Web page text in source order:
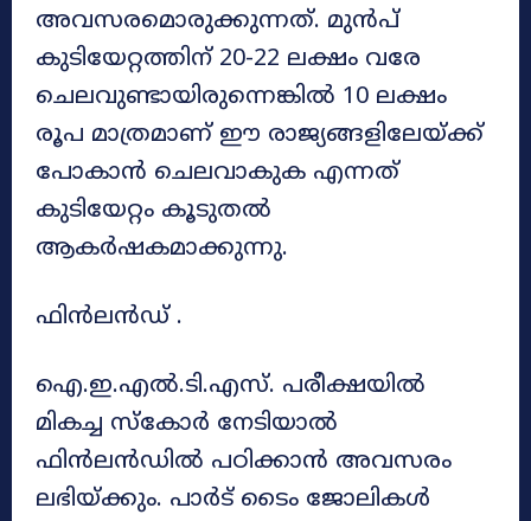
അവസരമൊരുക്കുന്നത്. മുൻപ്
കുടിയേറ്റത്തിന് 20-22 ലക്ഷം വരേ
ചെലവുണ്ടായിരുന്നെങ്കിൽ 10 ലക്ഷം
രൂപ മാത്രമാണ് ഈ രാജ്യങ്ങളിലേയ്ക്ക്
പോകാൻ ചെലവാകുക എന്നത്
കുടിയേറ്റം കൂടുതൽ
ആകർഷകമാക്കുന്നു.
ഫിൻലൻഡ് .
ഐ.ഇ.എൽ.ടി.എസ്. പരീക്ഷയിൽ
മികച്ച സ്‌കോർ നേടിയാൽ
ഫിൻലൻഡിൽ പഠിക്കാൻ അവസരം
ലഭിയ്ക്കും. പാർട് ടൈം ജോലികൾ